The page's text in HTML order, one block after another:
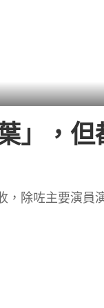
」，
除咗主要演員